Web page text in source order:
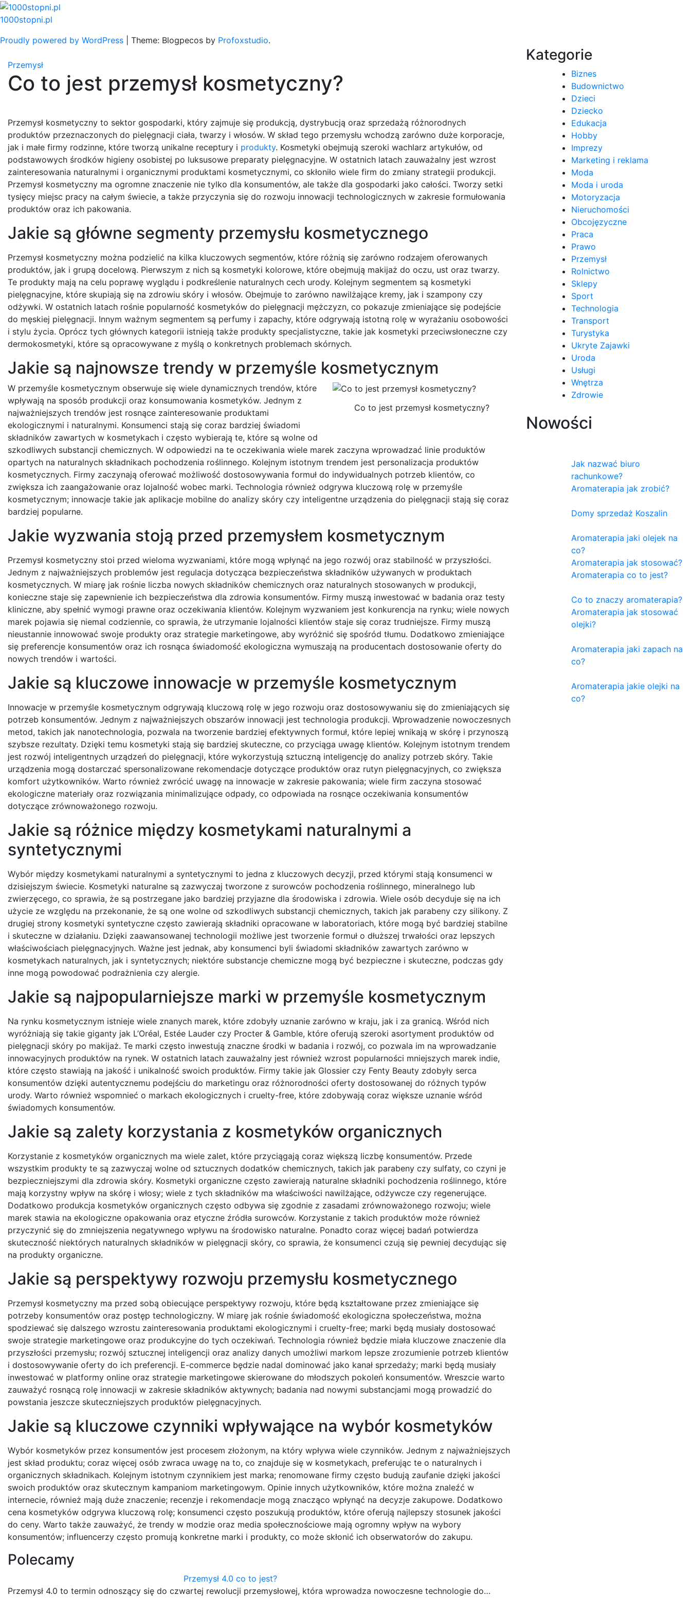
Skip
to
1000stopni.pl
Proudly powered by WordPress
Theme: Blogpecos by Profoxstudio.
Przemysł
Co to jest przemysł kosmetyczny?
Przemysł kosmetyczny to sektor gospodarki, który zajmuje się produkcją, dystrybucją oraz sprzedażą różnorodnych
produktów przeznaczonych do pielęgnacji ciała, twarzy i włosów. W skład tego przemysłu wchodzą zarówno duże korporacje,
jak i małe firmy rodzinne, które tworzą unikalne receptury i produkty. Kosmetyki obejmują szeroki wachlarz artykułów, od
podstawowych środków higieny osobistej po luksusowe preparaty pielęgnacyjne. W ostatnich latach zauważalny jest wzrost
zainteresowania naturalnymi i organicznymi produktami kosmetycznymi, co skłoniło wiele firm do zmiany strategii produkcji.
Przemysł kosmetyczny ma ogromne znaczenie nie tylko dla konsumentów, ale także dla gospodarki jako całości. Tworzy setki
tysięcy miejsc pracy na całym świecie, a także przyczynia się do rozwoju innowacji technologicznych w zakresie formułowania
produktów oraz ich pakowania.
Jakie są główne segmenty przemysłu kosmetycznego
Przemysł kosmetyczny można podzielić na kilka kluczowych segmentów, które różnią się zarówno rodzajem oferowanych
produktów, jak i grupą docelową. Pierwszym z nich są kosmetyki kolorowe, które obejmują makijaż do oczu, ust oraz twarzy.
Te produkty mają na celu poprawę wyglądu i podkreślenie naturalnych cech urody. Kolejnym segmentem są kosmetyki
pielęgnacyjne, które skupiają się na zdrowiu skóry i włosów. Obejmuje to zarówno nawilżające kremy, jak i szampony czy
odżywki. W ostatnich latach rośnie popularność kosmetyków do pielęgnacji mężczyzn, co pokazuje zmieniające się podejście
do męskiej pielęgnacji. Innym ważnym segmentem są perfumy i zapachy, które odgrywają istotną rolę w wyrażaniu osobowości
i stylu życia. Oprócz tych głównych kategorii istnieją także produkty specjalistyczne, takie jak kosmetyki przeciwsłoneczne czy
dermokosmetyki, które są opracowywane z myślą o konkretnych problemach skórnych.
Jakie są najnowsze trendy w przemyśle kosmetycznym
Co to jest przemysł kosmetyczny?
W przemyśle kosmetycznym obserwuje się wiele dynamicznych trendów, które
wpływają na sposób produkcji oraz konsumowania kosmetyków. Jednym z
najważniejszych trendów jest rosnące zainteresowanie produktami
ekologicznymi i naturalnymi. Konsumenci stają się coraz bardziej świadomi
składników zawartych w kosmetykach i często wybierają te, które są wolne od
szkodliwych substancji chemicznych. W odpowiedzi na te oczekiwania wiele marek zaczyna wprowadzać linie produktów
opartych na naturalnych składnikach pochodzenia roślinnego. Kolejnym istotnym trendem jest personalizacja produktów
kosmetycznych. Firmy zaczynają oferować możliwość dostosowywania formuł do indywidualnych potrzeb klientów, co
zwiększa ich zaangażowanie oraz lojalność wobec marki. Technologia również odgrywa kluczową rolę w przemyśle
kosmetycznym; innowacje takie jak aplikacje mobilne do analizy skóry czy inteligentne urządzenia do pielęgnacji stają się coraz
bardziej popularne.
Jakie wyzwania stoją przed przemysłem kosmetycznym
Przemysł kosmetyczny stoi przed wieloma wyzwaniami, które mogą wpłynąć na jego rozwój oraz stabilność w przyszłości.
Jednym z najważniejszych problemów jest regulacja dotycząca bezpieczeństwa składników używanych w produktach
kosmetycznych. W miarę jak rośnie liczba nowych składników chemicznych oraz naturalnych stosowanych w produkcji,
konieczne staje się zapewnienie ich bezpieczeństwa dla zdrowia konsumentów. Firmy muszą inwestować w badania oraz testy
kliniczne, aby spełnić wymogi prawne oraz oczekiwania klientów. Kolejnym wyzwaniem jest konkurencja na rynku; wiele nowych
marek pojawia się niemal codziennie, co sprawia, że utrzymanie lojalności klientów staje się coraz trudniejsze. Firmy muszą
nieustannie innowować swoje produkty oraz strategie marketingowe, aby wyróżnić się spośród tłumu. Dodatkowo zmieniające
się preferencje konsumentów oraz ich rosnąca świadomość ekologiczna wymuszają na producentach dostosowanie oferty do
nowych trendów i wartości.
Jakie są kluczowe innowacje w przemyśle kosmetycznym
Innowacje w przemyśle kosmetycznym odgrywają kluczową rolę w jego rozwoju oraz dostosowywaniu się do zmieniających się
potrzeb konsumentów. Jednym z najważniejszych obszarów innowacji jest technologia produkcji. Wprowadzenie nowoczesnych
metod, takich jak nanotechnologia, pozwala na tworzenie bardziej efektywnych formuł, które lepiej wnikają w skórę i przynoszą
szybsze rezultaty. Dzięki temu kosmetyki stają się bardziej skuteczne, co przyciąga uwagę klientów. Kolejnym istotnym trendem
jest rozwój inteligentnych urządzeń do pielęgnacji, które wykorzystują sztuczną inteligencję do analizy potrzeb skóry. Takie
urządzenia mogą dostarczać spersonalizowane rekomendacje dotyczące produktów oraz rutyn pielęgnacyjnych, co zwiększa
komfort użytkowników. Warto również zwrócić uwagę na innowacje w zakresie pakowania; wiele firm zaczyna stosować
ekologiczne materiały oraz rozwiązania minimalizujące odpady, co odpowiada na rosnące oczekiwania konsumentów
dotyczące zrównoważonego rozwoju.
Jakie są różnice między kosmetykami naturalnymi a
syntetycznymi
Wybór między kosmetykami naturalnymi a syntetycznymi to jedna z kluczowych decyzji, przed którymi stają konsumenci w
dzisiejszym świecie. Kosmetyki naturalne są zazwyczaj tworzone z surowców pochodzenia roślinnego, mineralnego lub
zwierzęcego, co sprawia, że są postrzegane jako bardziej przyjazne dla środowiska i zdrowia. Wiele osób decyduje się na ich
użycie ze względu na przekonanie, że są one wolne od szkodliwych substancji chemicznych, takich jak parabeny czy silikony. Z
drugiej strony kosmetyki syntetyczne często zawierają składniki opracowane w laboratoriach, które mogą być bardziej stabilne
i skuteczne w działaniu. Dzięki zaawansowanej technologii możliwe jest tworzenie formuł o dłuższej trwałości oraz lepszych
właściwościach pielęgnacyjnych. Ważne jest jednak, aby konsumenci byli świadomi składników zawartych zarówno w
kosmetykach naturalnych, jak i syntetycznych; niektóre substancje chemiczne mogą być bezpieczne i skuteczne, podczas gdy
inne mogą powodować podrażnienia czy alergie.
Jakie są najpopularniejsze marki w przemyśle kosmetycznym
Na rynku kosmetycznym istnieje wiele znanych marek, które zdobyły uznanie zarówno w kraju, jak i za granicą. Wśród nich
wyróżniają się takie giganty jak L’Oréal, Estée Lauder czy Procter & Gamble, które oferują szeroki asortyment produktów od
pielęgnacji skóry po makijaż. Te marki często inwestują znaczne środki w badania i rozwój, co pozwala im na wprowadzanie
innowacyjnych produktów na rynek. W ostatnich latach zauważalny jest również wzrost popularności mniejszych marek indie,
które często stawiają na jakość i unikalność swoich produktów. Firmy takie jak Glossier czy Fenty Beauty zdobyły serca
konsumentów dzięki autentycznemu podejściu do marketingu oraz różnorodności oferty dostosowanej do różnych typów
urody. Warto również wspomnieć o markach ekologicznych i cruelty-free, które zdobywają coraz większe uznanie wśród
świadomych konsumentów.
Jakie są zalety korzystania z kosmetyków organicznych
Korzystanie z kosmetyków organicznych ma wiele zalet, które przyciągają coraz większą liczbę konsumentów. Przede
wszystkim produkty te są zazwyczaj wolne od sztucznych dodatków chemicznych, takich jak parabeny czy sulfaty, co czyni je
bezpieczniejszymi dla zdrowia skóry. Kosmetyki organiczne często zawierają naturalne składniki pochodzenia roślinnego, które
mają korzystny wpływ na skórę i włosy; wiele z tych składników ma właściwości nawilżające, odżywcze czy regenerujące.
Dodatkowo produkcja kosmetyków organicznych często odbywa się zgodnie z zasadami zrównoważonego rozwoju; wiele
marek stawia na ekologiczne opakowania oraz etyczne źródła surowców. Korzystanie z takich produktów może również
przyczynić się do zmniejszenia negatywnego wpływu na środowisko naturalne. Ponadto coraz więcej badań potwierdza
skuteczność niektórych naturalnych składników w pielęgnacji skóry, co sprawia, że konsumenci czują się pewniej decydując się
na produkty organiczne.
Jakie są perspektywy rozwoju przemysłu kosmetycznego
Przemysł kosmetyczny ma przed sobą obiecujące perspektywy rozwoju, które będą kształtowane przez zmieniające się
potrzeby konsumentów oraz postęp technologiczny. W miarę jak rośnie świadomość ekologiczna społeczeństwa, można
spodziewać się dalszego wzrostu zainteresowania produktami ekologicznymi i cruelty-free; marki będą musiały dostosować
swoje strategie marketingowe oraz produkcyjne do tych oczekiwań. Technologia również będzie miała kluczowe znaczenie dla
przyszłości przemysłu; rozwój sztucznej inteligencji oraz analizy danych umożliwi markom lepsze zrozumienie potrzeb klientów
i dostosowywanie oferty do ich preferencji. E-commerce będzie nadal dominować jako kanał sprzedaży; marki będą musiały
inwestować w platformy online oraz strategie marketingowe skierowane do młodszych pokoleń konsumentów. Wreszcie warto
zauważyć rosnącą rolę innowacji w zakresie składników aktywnych; badania nad nowymi substancjami mogą prowadzić do
powstania jeszcze skuteczniejszych produktów pielęgnacyjnych.
Jakie są kluczowe czynniki wpływające na wybór kosmetyków
Wybór kosmetyków przez konsumentów jest procesem złożonym, na który wpływa wiele czynników. Jednym z najważniejszych
jest skład produktu; coraz więcej osób zwraca uwagę na to, co znajduje się w kosmetykach, preferując te o naturalnych i
organicznych składnikach. Kolejnym istotnym czynnikiem jest marka; renomowane firmy często budują zaufanie dzięki jakości
swoich produktów oraz skutecznym kampaniom marketingowym. Opinie innych użytkowników, które można znaleźć w
internecie, również mają duże znaczenie; recenzje i rekomendacje mogą znacząco wpłynąć na decyzje zakupowe. Dodatkowo
cena kosmetyków odgrywa kluczową rolę; konsumenci często poszukują produktów, które oferują najlepszy stosunek jakości
do ceny. Warto także zauważyć, że trendy w modzie oraz media społecznościowe mają ogromny wpływ na wybory
konsumentów; influencerzy często promują konkretne marki i produkty, co może skłonić ich obserwatorów do zakupu.
Polecamy
Przemysł 4.0 co to jest?
Przemysł 4.0 to termin odnoszący się do czwartej rewolucji przemysłowej, która wprowadza nowoczesne technologie do…
Kategorie
Biznes
Budownictwo
Dzieci
Dziecko
Edukacja
Hobby
Imprezy
Marketing i reklama
Moda
Moda i uroda
Motoryzacja
Nieruchomości
Obcojęzyczne
Praca
Prawo
Przemysł
Rolnictwo
Sklepy
Sport
Technologia
Transport
Turystyka
Ukryte Zajawki
Uroda
Usługi
Wnętrza
Zdrowie
Nowości
Jak nazwać biuro
rachunkowe?
Aromaterapia jak zrobić?
Domy sprzedaż Koszalin
Aromaterapia jaki olejek na
co?
Aromaterapia jak stosować?
Aromaterapia co to jest?
Co to znaczy aromaterapia?
Aromaterapia jak stosować
olejki?
Aromaterapia jaki zapach na
co?
Aromaterapia jakie olejki na
co?